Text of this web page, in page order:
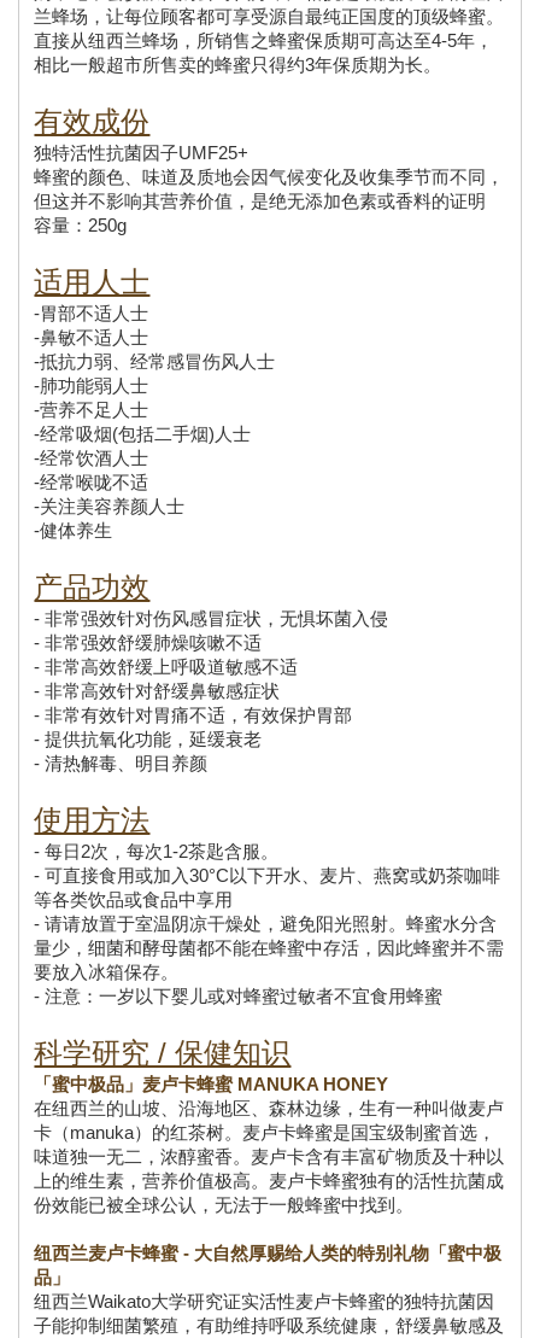
兰蜂场，让每位顾客都可享受源自最纯正国度的顶级蜂蜜。
直接从纽西兰蜂场，所销售之蜂蜜保质期可高达至4-5年，
相比一般超市所售卖的蜂蜜只得约3年保质期为长。
有效成份
独特活性抗菌因子UMF25+
蜂蜜的颜色、味道及质地会因气候变化及收集季节而不同，
但这并不影响其营养价值，是绝无添加色素或香料的证明
容量：250g
适用人士
-胃部不适人士
-鼻敏不适人士
-抵抗力弱、经常感冒伤风人士
-肺功能弱人士
-营养不足人士
-经常吸烟(包括二手烟)人士
-经常饮酒人士
-经常喉咙不适
-关注美容养颜人士
-健体养生
产品功效
- 非常强效针对伤风感冒症状，无惧坏菌入侵
- 非常强效舒缓肺燥咳嗽不适
- 非常高效舒缓上呼吸道敏感不适
- 非常高效针对舒缓鼻敏感症状
- 非常有效针对胃痛不适，有效保护胃部
- 提供抗氧化功能，延缓衰老
- 清热解毒、明目养颜
使用方法
- 每日2次，每次1-2茶匙含服。
- 可直接食用或加入30°C以下开水、麦片、燕窝或奶茶咖啡
等各类饮品或食品中享用
- 请请放置于室温阴凉干燥处，避免阳光照射。蜂蜜水分含
量少，细菌和酵母菌都不能在蜂蜜中存活，因此蜂蜜并不需
要放入冰箱保存。
- 注意：一岁以下婴儿或对蜂蜜过敏者不宜食用蜂蜜
科学研究 / 保健知识
「蜜中极品」麦卢卡蜂蜜 MANUKA HONEY
在纽西兰的山坡、沿海地区、森林边缘，生有一种叫做麦卢
卡（manuka）的红茶树。麦卢卡蜂蜜是国宝级制蜜首选，
味道独一无二，浓醇蜜香。麦卢卡含有丰富矿物质及十种以
上的维生素，营养价值极高。麦卢卡蜂蜜独有的活性抗菌成
份效能已被全球公认，无法于一般蜂蜜中找到。
纽西兰麦卢卡蜂蜜 - 大自然厚赐给人类的特别礼物「蜜中极
品」
纽西兰Waikato大学研究证实活性麦卢卡蜂蜜的独特抗菌因
子能抑制细菌繁殖，有助维持呼吸系统健康，舒缓鼻敏感及